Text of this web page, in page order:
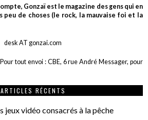
Gonzaï est le magazine des gens qui en
peu de choses (le rock, la mauvaise foi et la
desk AT gonzai.com
tout envoi : CBE, 6 rue André Messager, pour
ARTICLES RÉCENTS
jeux vidéo consacrés à la pêche